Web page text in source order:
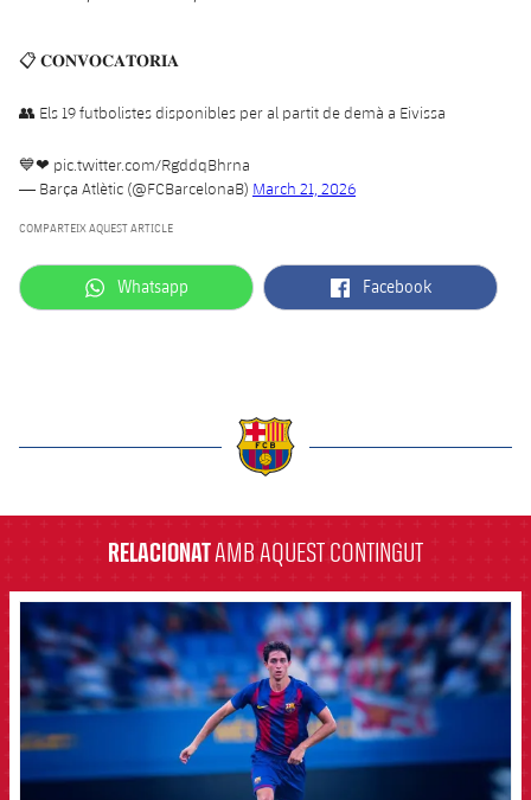
📋 𝐂𝐎𝐍𝐕𝐎𝐂𝐀𝐓𝐎̀𝐑𝐈𝐀
👥 Els 19 futbolistes disponibles per al partit de demà a Eivissa
💙❤ pic.twitter.com/RgddqBhrna
— Barça Atlètic (@FCBarcelonaB) March 21, 2026
COMPARTEIX AQUEST ARTICLE
label.aria.whatsapp
Whatsapp label.aria.facebook
Facebook
RELACIONATAMB AQUEST CONTINGUT
FCB Barcelona badge